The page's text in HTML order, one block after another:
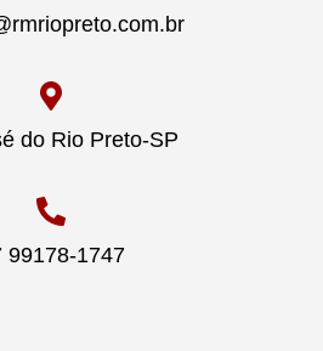
do Rio Preto-SP
99178-1747